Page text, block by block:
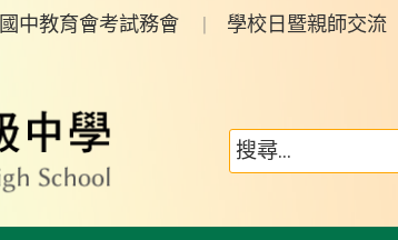
中教育會考試務會 學校日暨親師交流